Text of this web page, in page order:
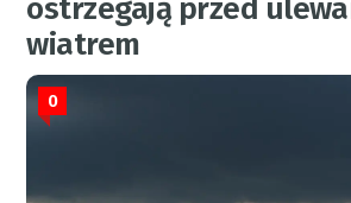
ostrzegają przed
wiatrem
0